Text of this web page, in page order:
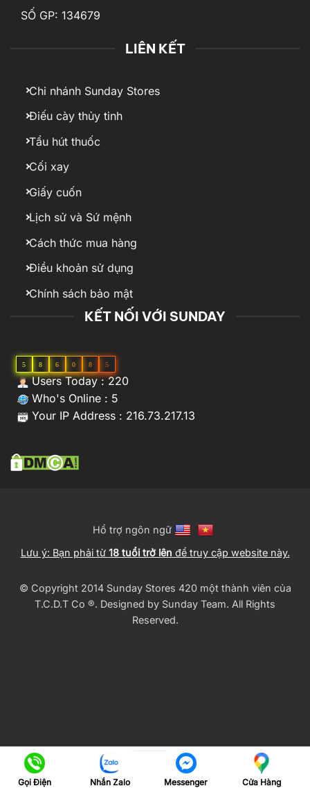
SỐ GP: 134679
LIÊN KẾT
Chi nhánh Sunday Stores
Điếu cày thủy tinh
Tẩu hút thuốc
Cối xay
Giấy cuốn
Lịch sử và Sứ mệnh
Cách thức mua hàng
Điều khoản sử dụng
Chính sách bảo mật
KẾT NỐI VỚI SUNDAY
5 8 6 0 8 5
Users Today : 220
Who's Online : 5
Your IP Address : 216.73.217.13
Gọi Điện Nhắn Zalo Messenger Cửa Hàng
Hổ trợ ngôn ngữ
Lưu ý: Bạn phải từ 18 tuổi trở lên để truy cập website này.
© Copyright 2014 Sunday Stores 420 một thành viên của
T.C.D.T Co ®️. Designed by Sunday Team. All Rights
Reserved.